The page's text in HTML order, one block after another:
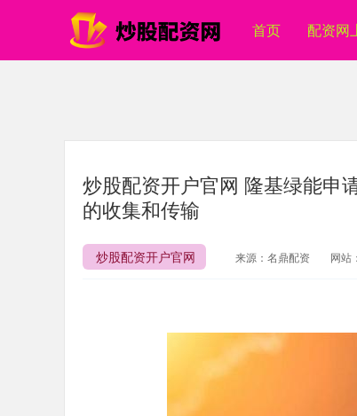
首页 配资网
炒股配资开户官网 隆基绿能申
的收集和传输
炒股配资开户官网 来源：名鼎配资 网站